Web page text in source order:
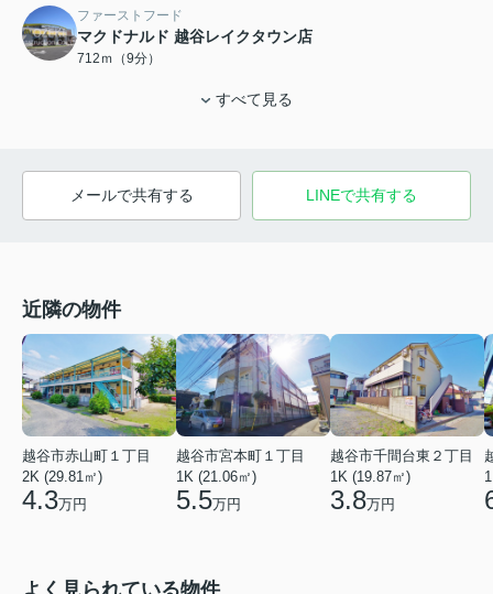
ファーストフード
マクドナルド 越谷レイクタウン店
712ｍ（9分）
すべて見る
メールで共有する LINEで共有する
近隣の物件
越谷市赤山町１丁目
2K (29.81㎡)
4.3万円
越谷市宮本町１丁目
1K (21.06㎡)
5.5万円
越谷市千間台東２丁目
1K (19.87㎡)
3.8万円
よく見られている物件